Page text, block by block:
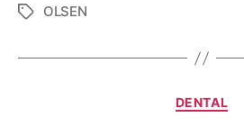
OLSEN
DENTAL